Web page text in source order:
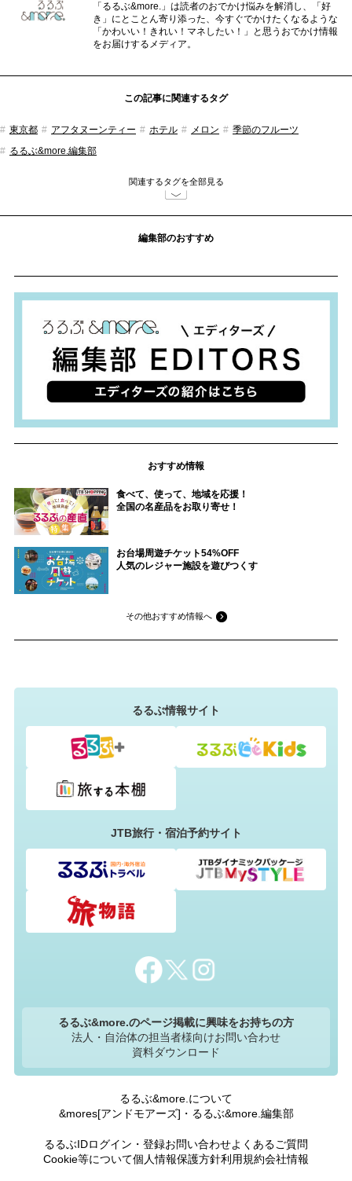
「るるぶ&more.」は読者のおでかけ悩みを解消し、「好
き」にとことん寄り添った、今すぐでかけたくなるような
「かわいい！きれい！マネしたい！」と思うおでかけ情報
をお届けするメディア。
この記事に関連するタグ
東京都 アフタヌーンティー ホテル メロン
季節のフルーツ
るるぶ&more.編集部
関連するタグを全部見る
編集部のおすすめ
おすすめ情報
食べて、使って、地域を応援！
全国の名産品をお取り寄せ！
お台場周遊チケット54%OFF
人気のレジャー施設を遊びつくす
その他おすすめ情報へ
るるぶ情報サイト
JTB旅行・宿泊予約サイト
るるぶ&more.のページ掲載に興味をお持ちの方
法人・自治体の担当者様向けお問い合わせ
資料ダウンロード
るるぶ&more.について
&mores[アンドモアーズ]・るるぶ&more.編集部
るるぶIDログイン・登録お問い合わせよくあるご質問
Cookie等について個人情報保護方針利用規約会社情報